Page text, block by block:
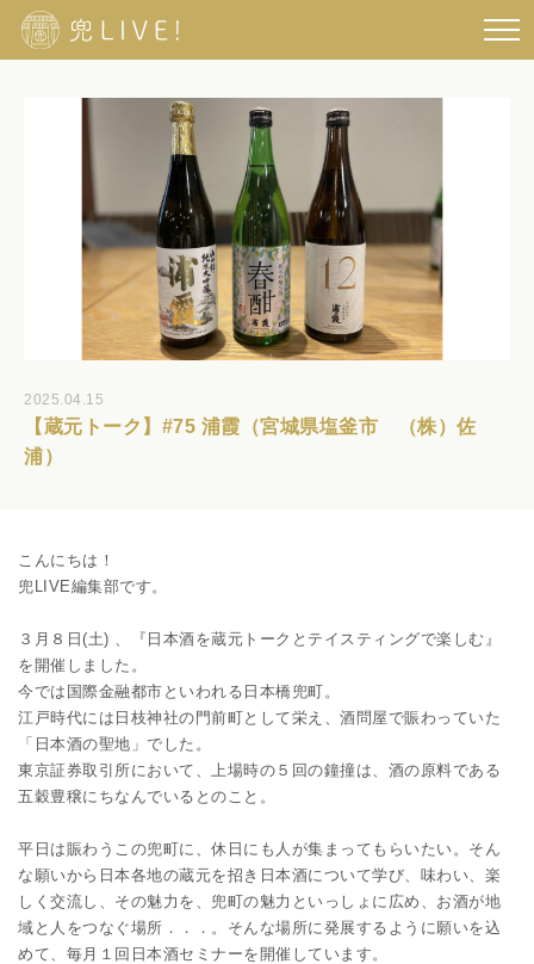
2025.04.15
【蔵元トーク】#75 浦霞（宮城県塩釜市 （株）佐
浦）
こんにちは！
兜LIVE編集部です。
３月８日(土) 、『日本酒を蔵元トークとテイスティングで楽しむ』
を開催しました。
今では国際金融都市といわれる日本橋兜町。
江戸時代には日枝神社の門前町として栄え、酒問屋で賑わっていた
「日本酒の聖地」でした。
東京証券取引所において、上場時の５回の鐘撞は、酒の原料である
五穀豊穣にちなんでいるとのこと。
平日は賑わうこの兜町に、休日にも人が集まってもらいたい。そん
な願いから日本各地の蔵元を招き日本酒について学び、味わい、楽
しく交流し、その魅力を、兜町の魅力といっしょに広め、お酒が地
域と人をつなぐ場所．．．。そんな場所に発展するように願いを込
めて、毎月１回日本酒セミナーを開催しています。